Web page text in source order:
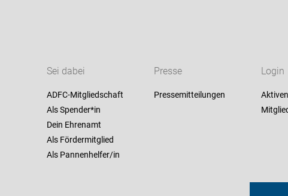
Sei dabei
ADFC-Mitgliedschaft
Als Spender*in
Dein Ehrenamt
Als Fördermitglied
Als Pannenhelfer/in
Presse
Pressemitteilungen
Login